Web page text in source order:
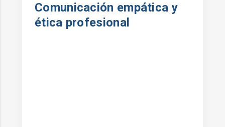
Comunicación empática y
ética profesional